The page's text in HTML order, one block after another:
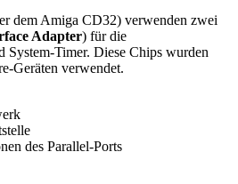
dem Amiga CD32) verwenden zwei
Adapter) für die
System-Timer. Diese Chips wurden
Geräten verwendet.
des Parallel-Ports